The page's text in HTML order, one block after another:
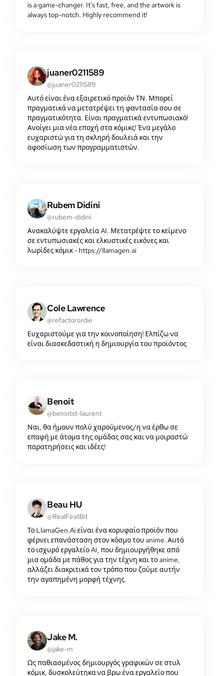
is a game-changer. It's fast, free, and the artwork is
always top-notch. Highly recommend it!
juaner0211589
@juaner0211589
Αυτό είναι ένα εξαιρετικό προϊόν ΤΝ. Μπορεί
πραγματικά να μετατρέψει τη φαντασία σου σε
πραγματικότητα. Είναι πραγματικά εντυπωσιακό!
Ανοίγει μια νέα εποχή στα κόμικς! Ένα μεγάλο
ευχαριστώ για τη σκληρή δουλειά και την
αφοσίωση των προγραμματιστών.
Rubem Didini
@rubem-didini
Ανακαλύψτε εργαλεία AI. Μετατρέψτε το κείμενο
σε εντυπωσιακές και ελκυστικές εικόνες και
λωρίδες κόμικ - https://llamagen.ai
Cole Lawrence
@refactorordie
Ευχαριστούμε για την κοινοποίηση! Ελπίζω να
είναι διασκεδαστική η δημιουργία του προϊόντος
Benoit
@benoitst-laurent
Ναι, θα ήμουν πολύ χαρούμενος/η να έρθω σε
επαφή με άτομα της ομάδας σας και να μοιραστώ
παρατηρήσεις και ιδέες!
Beau HU
@RealFeatBit
Το LlamaGen.Ai είναι ένα κορυφαίο προϊόν που
φέρνει επανάσταση στον κόσμο του anime. Αυτό
το ισχυρό εργαλείο AI, που δημιουργήθηκε από
μια ομάδα με πάθος για την τέχνη και το anime,
αλλάζει διακριτικά τον τρόπο που ζούμε αυτήν
την αγαπημένη μορφή τέχνης.
Jake M.
@jake-m
Ως παθιασμένος δημιουργός γραφικών σε στυλ
κόμικ, δυσκολεύτηκα να βρω ένα εργαλείο που